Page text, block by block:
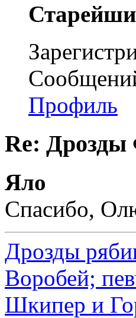
Профиль
Re:
Яло
Спасибо,
Дрозды
Воробей;
Шкипер и